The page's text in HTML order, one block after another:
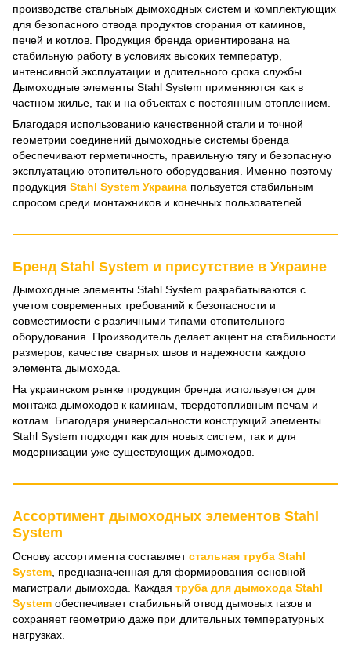
производстве стальных дымоходных систем и комплектующих
для безопасного отвода продуктов сгорания от каминов,
печей и котлов. Продукция бренда ориентирована на
стабильную работу в условиях высоких температур,
интенсивной эксплуатации и длительного срока службы.
Дымоходные элементы Stahl System применяются как в
частном жилье, так и на объектах с постоянным отоплением.
Благодаря использованию качественной стали и точной
геометрии соединений дымоходные системы бренда
обеспечивают герметичность, правильную тягу и безопасную
эксплуатацию отопительного оборудования. Именно поэтому
продукция Stahl System Украина пользуется стабильным
спросом среди монтажников и конечных пользователей.
Бренд Stahl System и присутствие в Украине
Дымоходные элементы Stahl System разрабатываются с
учетом современных требований к безопасности и
совместимости с различными типами отопительного
оборудования. Производитель делает акцент на стабильности
размеров, качестве сварных швов и надежности каждого
элемента дымохода.
На украинском рынке продукция бренда используется для
монтажа дымоходов к каминам, твердотопливным печам и
котлам. Благодаря универсальности конструкций элементы
Stahl System подходят как для новых систем, так и для
модернизации уже существующих дымоходов.
Ассортимент дымоходных элементов Stahl
System
Основу ассортимента составляетстальная труба Stahl
System , предназначенная для формирования основной
магистрали дымохода. Каждая труба для дымохода Stahl
System обеспечивает стабильный отвод дымовых газов и
сохраняет геометрию даже при длительных температурных
нагрузках.